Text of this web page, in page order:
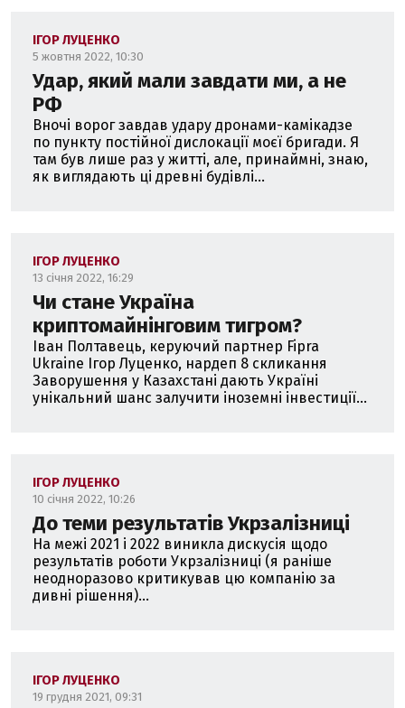
ІГОР ЛУЦЕНКО
5 жовтня 2022, 10:30
Удар, який мали завдати ми, а не
РФ
Вночі ворог завдав удару дронами-камікадзе
по пункту постійної дислокації моєї бригади. Я
там був лише раз у житті, але, принаймні, знаю,
як виглядають ці древні будівлі...
ІГОР ЛУЦЕНКО
13 січня 2022, 16:29
Чи стане Україна
криптомайнінговим тигром?
Іван Полтавець, керуючий партнер Fipra
Ukraine Ігор Луценко, нардеп 8 скликання
Заворушення у Казахстані дають Україні
унікальний шанс залучити іноземні інвестиції...
ІГОР ЛУЦЕНКО
10 січня 2022, 10:26
До теми результатів Укрзалізниці
На межі 2021 і 2022 виникла дискусія щодо
результатів роботи Укрзалізниці (я раніше
неодноразово критикував цю компанію за
дивні рішення)...
ІГОР ЛУЦЕНКО
19 грудня 2021, 09:31